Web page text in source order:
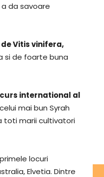
da savoare
Vitis vinifera,
si de foarte buna
international al
mai bun Syrah
toti marii cultivatori
locuri
Elvetia. Dintre